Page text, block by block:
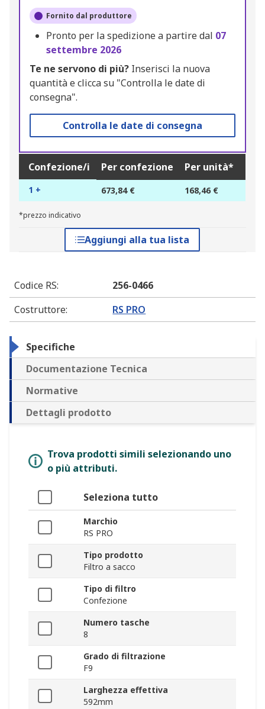
Fornito dal produttore
Pronto per la spedizione a partire dal 07
settembre 2026
Te ne servono di più? Inserisci la nuova
quantità e clicca su "Controlla le date di
consegna".
Controlla le date di consegna
Confezione/i Per confezione Per unità*
1 + 673,84 € 168,46 €
*prezzo indicativo
Aggiungi alla tua lista
Codice RS:
256-0466
Costruttore: RS PRO
Specifiche
Documentazione Tecnica
Normative
Dettagli prodotto
Trova prodotti simili selezionando uno
o più attributi.
Seleziona tutto
Marchio
RS PRO
Tipo prodotto
Filtro a sacco
Tipo di filtro
Confezione
Numero tasche
8
Grado di filtrazione
F9
Larghezza effettiva
592mm